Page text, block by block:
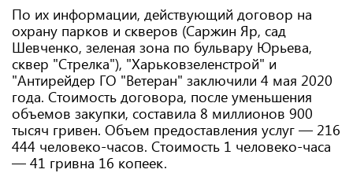
По их информации, действующий договор на
охрану парков и скверов (Саржин Яр, сад
Шевченко, зеленая зона по бульвару Юрьева,
сквер "Стрелка"), "Харьковзеленстрой" и
"Антирейдер ГО "Ветеран" заключили 4 мая 2020
года. Стоимость договора, после уменьшения
объемов закупки, составила 8 миллионов 900
тысяч гривен. Объем предоставления услуг — 216
444 человеко-часов. Стоимость 1 человеко-часа
— 41 гривна 16 копеек.